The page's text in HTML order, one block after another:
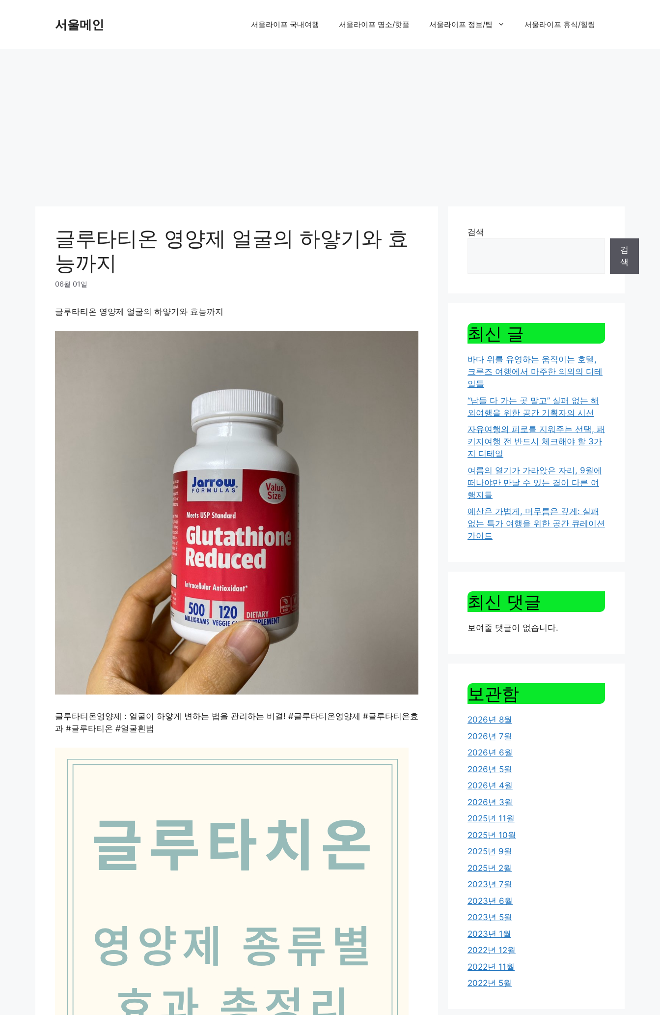
서울메인 서울라이프 국내여행 서울라이프 명소/핫플 서울라이프 정보/팁 서울라이프 휴식/힐링
글루타티온 영양제 얼굴의 하얗기와 효
능까지
06월 01일
글루타티온 영양제 얼굴의 하얗기와 효능까지
글루타티온영양제 : 얼굴이 하얗게 변하는 법을 관리하는 비결! #글루타티온영양제 #글루타티온효
과 #글루타티온 #얼굴흰법
검색
검
색
최신 글
바다 위를 유영하는 움직이는 호텔,
크루즈 여행에서 마주한 의외의 디테
일들
“남들 다 가는 곳 말고” 실패 없는 해
외여행을 위한 공간 기획자의 시선
자유여행의 피로를 지워주는 선택, 패
키지여행 전 반드시 체크해야 할 3가
지 디테일
여름의 열기가 가라앉은 자리, 9월에
떠나야만 만날 수 있는 결이 다른 여
행지들
예산은 가볍게, 머무름은 깊게: 실패
없는 특가 여행을 위한 공간 큐레이션
가이드
최신 댓글
보여줄 댓글이 없습니다.
보관함
2026년 8월
2026년 7월
2026년 6월
2026년 5월
2026년 4월
2026년 3월
2025년 11월
2025년 10월
2025년 9월
2025년 2월
2023년 7월
2023년 6월
2023년 5월
2023년 1월
2022년 12월
2022년 11월
2022년 5월